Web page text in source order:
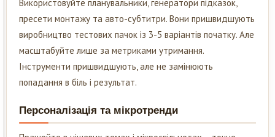
Використовуйте планувальники, генератори підказок,
пресети монтажу та авто-субтитри. Вони пришвидшують
виробництво тестових пачок із 3-5 варіантів початку. Але
масштабуйте лише за метриками утримання.
Інструменти пришвидшують, але не замінюють
попадання в біль і результат.
Персоналізація та мікротренди